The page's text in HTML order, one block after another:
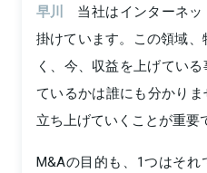
早川
当社はインターネ
掛けています。この領域
く、今、収益を上げてい
ているかは誰にも分かり
立ち上げていくことが重要
M&Aの目的も、1つはそ